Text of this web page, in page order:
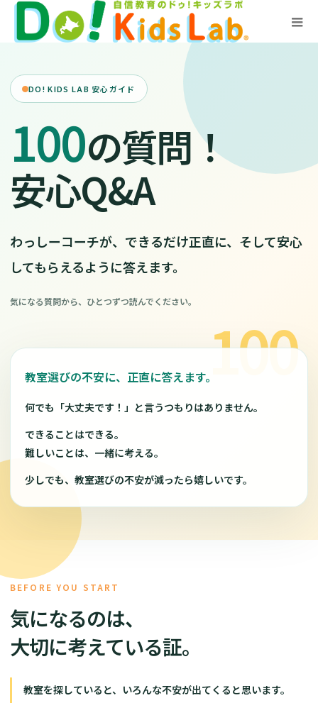
DO! KIDS LAB 安心ガイド
100の質問！
安心Q&A
わっしーコーチが、できるだけ正直に、そして安心
してもらえるように答えます。
気になる質問から、ひとつずつ読んでください。
教室選びの不安に、正直に答えます。
何でも「大丈夫です！」と言うつもりはありません。
できることはできる。
難しいことは、一緒に考える。
少しでも、教室選びの不安が減ったら嬉しいです。
BEFORE YOU START
気になるのは、
大切に考えている証。
教室を探していると、いろんな不安が出てくると思います。